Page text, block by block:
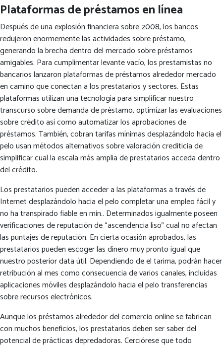
Plataformas de préstamos en línea
Después de una explosión financiera sobre 2008, los bancos
redujeron enormemente las actividades sobre préstamo,
generando la brecha dentro del mercado sobre préstamos
amigables. Para cumplimentar levante vacío, los prestamistas no
bancarios lanzaron plataformas de préstamos alrededor mercado
en camino que conectan a los prestatarios y sectores. Estas
plataformas utilizan una tecnología para simplificar nuestro
transcurso sobre demanda de préstamo, optimizar las evaluaciones
sobre crédito así­ como automatizar los aprobaciones de
préstamos. También, cobran tarifas mínimas desplazándolo hacia el
pelo usan métodos alternativos sobre valoración crediticia de
simplificar cual la escala más amplia de prestatarios acceda dentro
del crédito.
Los prestatarios pueden acceder a las plataformas a través de
Internet desplazándolo hacia el pelo completar una empleo fácil y
no ha transpirado fiable en min.. Determinados igualmente poseen
verificaciones de reputación de “ascendencia liso” cual no afectan
las puntajes de reputación. En cierta ocasión aprobados, las
prestatarios pueden escoger las dinero muy pronto igual que
nuestro posterior data útil. Dependiendo de el tarima, podrán hacer
retribución al mes como consecuencia de varios canales, incluidas
aplicaciones móviles desplazándolo hacia el pelo transferencias
sobre recursos electrónicos.
Aunque los préstamos alrededor del comercio online se fabrican
con muchos beneficios, los prestatarios deben ser saber del
potencial de prácticas depredadoras. Cerciórese que todo